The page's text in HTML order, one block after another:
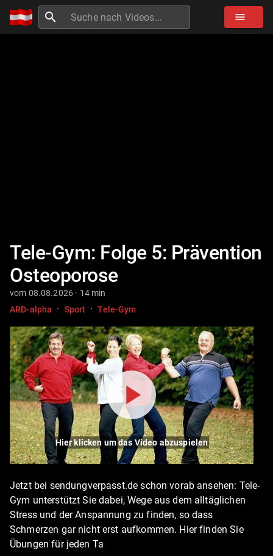
search menu
Tele-Gym: Folge 5: Prävention
Osteoporose
vom 08.08.2026 · 14 min
ARD-alpha
· Sport · Tele-Gym
Hier klicken um das Video abzuspielen
Jetzt bei sendungverpasst.de schon vorab ansehen: Tele-
Gym unterstützt Sie dabei, Wege aus dem alltäglichen
Stress und der Anspannung zu finden, so dass
Schmerzen gar nicht erst aufkommen. Hier finden Sie
Übungen für jeden Ta